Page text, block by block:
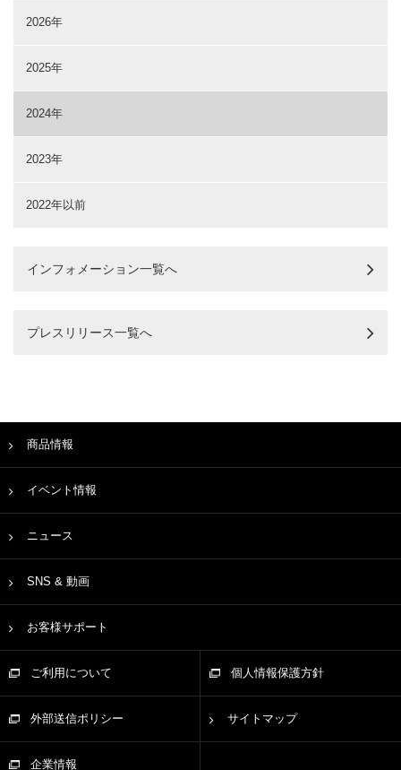
2026年
2025年
2024年
2023年
2022年以前
インフォメーション一覧へ
プレスリリース一覧へ
商品情報
イベント情報
ニュース
SNS & 動画
お客様サポート
ご利用について 個人情報保護方針
外部送信ポリシー サイトマップ
企業情報